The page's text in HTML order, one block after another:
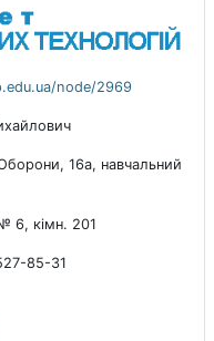
node/2969
16а, навчальний
6, кімн. 201
85-31